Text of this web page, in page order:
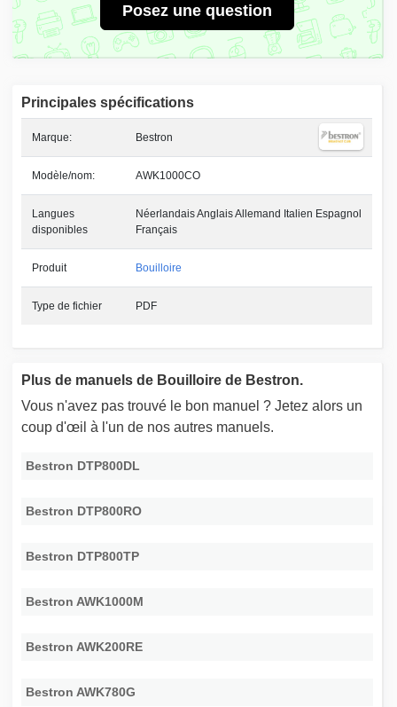
Posez une question
Principales spécifications
Marque: Bestron
Modèle/nom: AWK1000CO
Langues
disponibles
Néerlandais Anglais Allemand Italien Espagnol
Français
Produit Bouilloire
Type de fichier PDF
Plus de manuels de Bouilloire de Bestron.
Vous n'avez pas trouvé le bon manuel ? Jetez alors un
coup d'œil à l'un de nos autres manuels.
Bestron DTP800DL
Bestron DTP800RO
Bestron DTP800TP
Bestron AWK1000M
Bestron AWK200RE
Bestron AWK780G